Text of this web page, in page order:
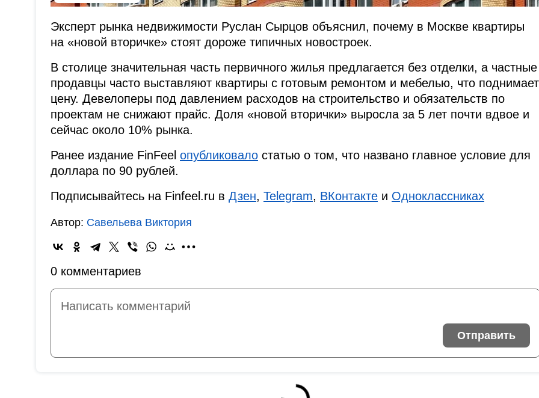
Эксперт рынка недвижимости Руслан Сырцов объяснил, почему в Москве квартиры
на «новой вторичке» стоят дороже типичных новостроек.
В столице значительная часть первичного жилья предлагается без отделки, а частные
продавцы часто выставляют квартиры с готовым ремонтом и мебелью, что поднимает
цену. Девелоперы под давлением расходов на строительство и обязательств по
проектам не снижают прайс. Доля «новой вторички» выросла за 5 лет почти вдвое и
сейчас около 10% рынка.
Ранее издание FinFeel опубликовало статью о том, что названо главное условие для
доллара по 90 рублей.
Подписывайтесь на Finfeel.ru в Дзен, Telegram, ВКонтакте и Одноклассниках
Автор: Савельева Виктория
0 комментариев
Отправить